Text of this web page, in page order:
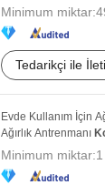
Minimum miktar:
Tedarikçi ile
Evde Kullanım İçin
Ağırlık Antrenmanı
Minimum miktar: